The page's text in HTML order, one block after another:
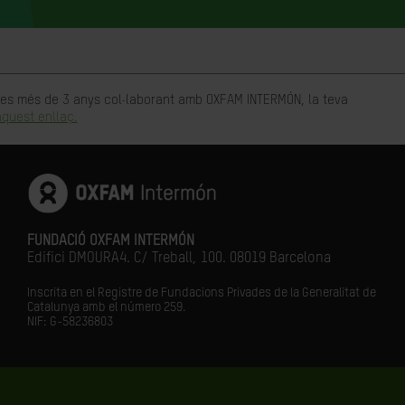
de 3 anys col·laborant amb OXFAM INTERMÓN, la teva
enllaç.
FUNDACIÓ OXFAM INTERMÓN
Edifici DMOURA4. C/ Treball, 100. 08019 Barcelona
Inscrita en el Registre de Fundacions Privades de la Generalitat de
Catalunya amb el número 259.
NIF: G-58236803